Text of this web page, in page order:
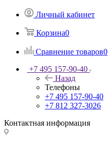
Личный кабинет
Корзина0
Сравнение товаров0
+7 495 157-90-40
Назад
Телефоны
+7 495 157-90-40
+7 812 327-3026
Контактная информация